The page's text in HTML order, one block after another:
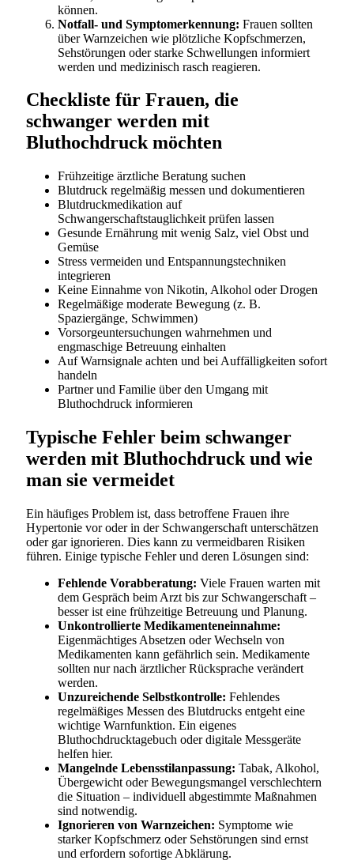
können.
Notfall- und Symptomerkennung: Frauen sollten
über Warnzeichen wie plötzliche Kopfschmerzen,
Sehstörungen oder starke Schwellungen informiert
werden und medizinisch rasch reagieren.
Checkliste für Frauen, die
schwanger werden mit
Bluthochdruck möchten
Frühzeitige ärztliche Beratung suchen
Blutdruck regelmäßig messen und dokumentieren
Blutdruckmedikation auf
Schwangerschaftstauglichkeit prüfen lassen
Gesunde Ernährung mit wenig Salz, viel Obst und
Gemüse
Stress vermeiden und Entspannungstechniken
integrieren
Keine Einnahme von Nikotin, Alkohol oder Drogen
Regelmäßige moderate Bewegung (z. B.
Spaziergänge, Schwimmen)
Vorsorgeuntersuchungen wahrnehmen und
engmaschige Betreuung einhalten
Auf Warnsignale achten und bei Auffälligkeiten sofort
handeln
Partner und Familie über den Umgang mit
Bluthochdruck informieren
Typische Fehler beim schwanger
werden mit Bluthochdruck und wie
man sie vermeidet
Ein häufiges Problem ist, dass betroffene Frauen ihre
Hypertonie vor oder in der Schwangerschaft unterschätzen
oder gar ignorieren. Dies kann zu vermeidbaren Risiken
führen. Einige typische Fehler und deren Lösungen sind:
Fehlende Vorabberatung: Viele Frauen warten mit
dem Gespräch beim Arzt bis zur Schwangerschaft –
besser ist eine frühzeitige Betreuung und Planung.
Unkontrollierte Medikamenteneinnahme:
Eigenmächtiges Absetzen oder Wechseln von
Medikamenten kann gefährlich sein. Medikamente
sollten nur nach ärztlicher Rücksprache verändert
werden.
Unzureichende Selbstkontrolle: Fehlendes
regelmäßiges Messen des Blutdrucks entgeht eine
wichtige Warnfunktion. Ein eigenes
Bluthochdrucktagebuch oder digitale Messgeräte
helfen hier.
Mangelnde Lebensstilanpassung: Tabak, Alkohol,
Übergewicht oder Bewegungsmangel verschlechtern
die Situation – individuell abgestimmte Maßnahmen
sind notwendig.
Ignorieren von Warnzeichen: Symptome wie
starker Kopfschmerz oder Sehstörungen sind ernst
und erfordern sofortige Abklärung.